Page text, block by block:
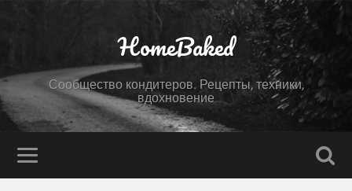
HomeBaked
Сообщество кондитеров. Рецепты, техники,
вдохновение